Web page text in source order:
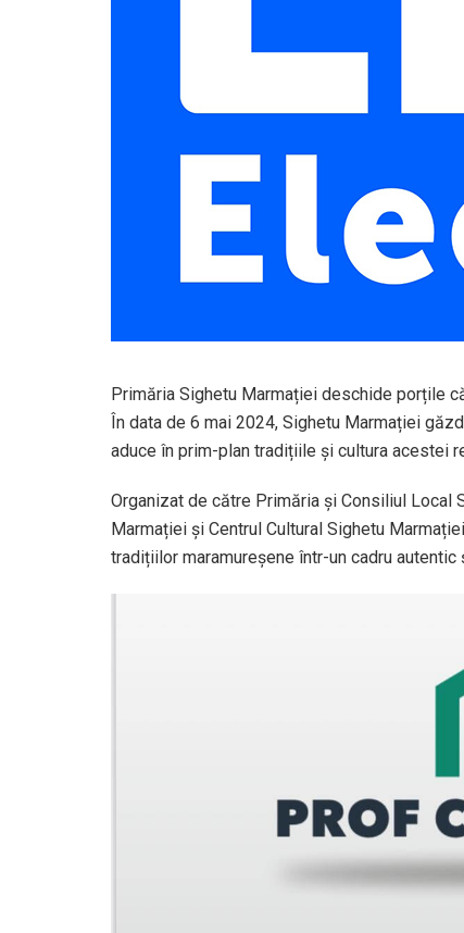
Primăria Sighetu Marmației deschide porțile
În data de 6 mai 2024, Sighetu Marmației
aduce în prim-plan tradițiile și cultura acestei
Organizat de către Primăria și Consiliul Local
Marmației și Centrul Cultural Sighetu
tradițiilor maramureșene într-un cadru